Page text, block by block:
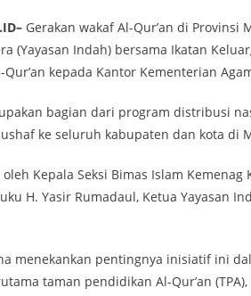
Gerakan wakaf Al-Qur’an di
(Yayasan Indah) bersama Ikatan
kepada Kantor Kementerian
bagian dari program distribusi
ke seluruh kabupaten dan kota di
Kepala Seksi Bimas Islam
H. Yasir Rumadaul, Ketua Yayasan
menekankan pentingnya inisiatif ini
taman pendidikan Al-Qur’an